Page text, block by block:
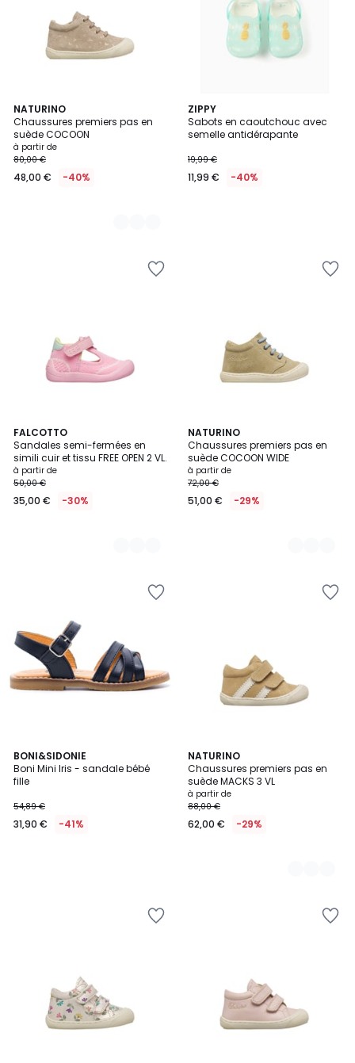
NATURINO
Chaussures premiers pas en
suède COCOON
à partir de
80,00 €
48,00 € -40%
3
Couleurs
ZIPPY
Sabots en caoutchouc avec
semelle antidérapante
19,99 €
11,99 € -40%
FALCOTTO
Sandales semi-fermées en
simili cuir et tissu FREE OPEN 2 VL.
à partir de
50,00 €
35,00 € -30%
5
Couleurs
NATURINO
Chaussures premiers pas en
suède COCOON WIDE
à partir de
72,00 €
51,00 € -29%
2
Couleurs
BONI&SIDONIE
Boni Mini Iris - sandale bébé
fille
54,89 €
31,90 € -41%
NATURINO
Chaussures premiers pas en
suède MACKS 3 VL
à partir de
88,00 €
62,00 € -29%
6
Couleurs